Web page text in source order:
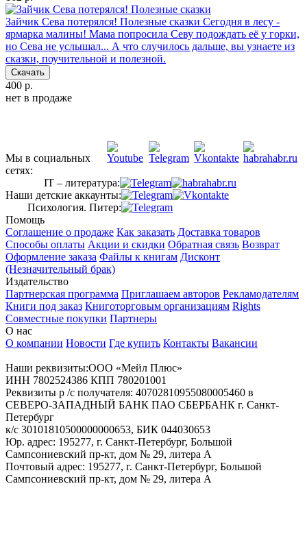
Зайчик Сева потерялся! Полезные сказки Сегодня в лесу -
ярмарка малины! Мама попросила Севу подождать её у горки,
но Сева не услышал... А что случилось дальше, вы узнаете из
сказки, поучительной и полезной.
Скачать
400 р.
нет в продаже
Мы в социальных
сетях:
IT – литература:
Наши детские аккаунты:
Психология. Питер:
Помощь
Соглашение о продаже Как заказать Доставка товаров
Способы оплаты Акции и скидки Обратная связь Возврат
Оформление заказа Файлы к книгам Дисконт
(Незначительный брак)
Издательство
Партнерская программа Приглашаем авторов Рекламодателям
Книги под заказ Книготорговым организациям Rights
Совместные покупки Партнеры
О нас
О компании Новости Где купить Контакты Вакансии
Наши реквизиты:ООО «Мейл Плюс»
ИНН 7802524386 КПП 780201001
Реквизиты р /с получателя: 40702810955080005460 в
СЕВЕРО-ЗАПАДНЫЙ БАНК ПАО СБЕРБАНК г. Санкт-
Петербург
к/с 30101810500000000653, БИК 044030653
Юр. адрес: 195277, г. Санкт-Петербург, Большой
Сампсониевский пр-кт, дом № 29, литера А
Почтовый адрес: 195277, г. Санкт-Петербург, Большой
Сампсониевский пр-кт, дом № 29, литера А